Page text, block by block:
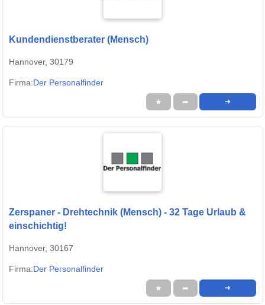
Kundendienstberater (Mensch)
Hannover, 30179
Firma:Der Personalfinder
★ ➦ ➜
Zerspaner - Drehtechnik (Mensch) - 32 Tage Urlaub &
einschichtig!
Hannover, 30167
Firma:Der Personalfinder
★ ➦ ➜